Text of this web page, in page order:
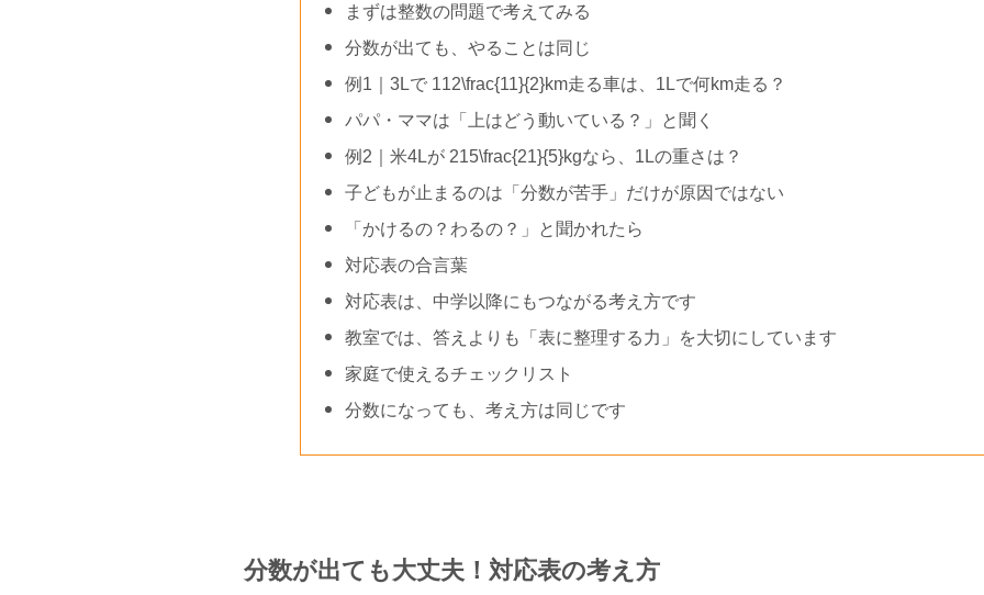
まずは整数の問題で考えてみる
分数が出ても、やることは同じ
例1｜3Lで 112\frac{11}{2}​km走る車は、1Lで何km走る？
パパ・ママは「上はどう動いている？」と聞く
例2｜米4Lが 215\frac{21}{5}​kgなら、1Lの重さは？
子どもが止まるのは「分数が苦手」だけが原因ではない
「かけるの？わるの？」と聞かれたら
対応表の合言葉
対応表は、中学以降にもつながる考え方です
教室では、答えよりも「表に整理する力」を大切にしています
家庭で使えるチェックリスト
分数になっても、考え方は同じです
分数が出ても大丈夫！対応表の考え方